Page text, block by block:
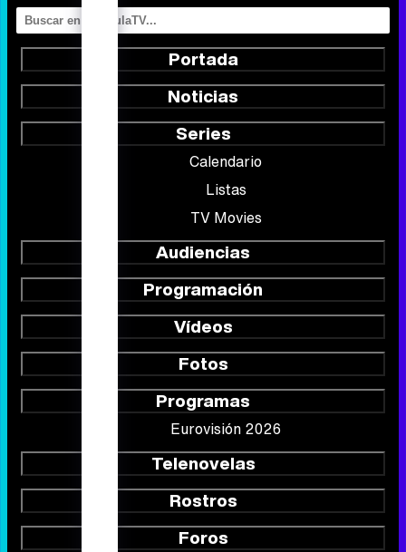
Portada
Noticias
Series
Calendario
Listas
TV Movies
Audiencias
Programación
Vídeos
Fotos
Programas
Eurovisión 2026
Telenovelas
Rostros
Foros